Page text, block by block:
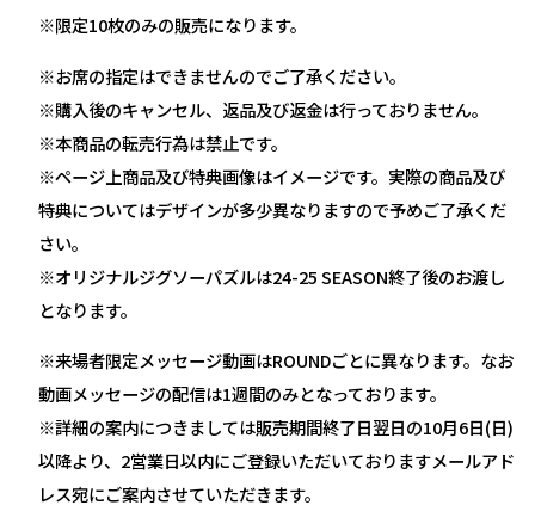
※限定10枚のみの販売になります。
※お席の指定はできませんのでご了承ください。
※購入後のキャンセル、返品及び返金は行っておりません。
※本商品の転売行為は禁止です。
※ページ上商品及び特典画像はイメージです。実際の商品及び
特典についてはデザインが多少異なりますので予めご了承くだ
さい。
※オリジナルジグソーパズルは24-25 SEASON終了後のお渡し
となります。
※来場者限定メッセージ動画はROUNDごとに異なります。なお
動画メッセージの配信は1週間のみとなっております。
※詳細の案内につきましては販売期間終了日翌日の10月6日(日)
以降より、2営業日以内にご登録いただいておりますメールアド
レス宛にご案内させていただきます。